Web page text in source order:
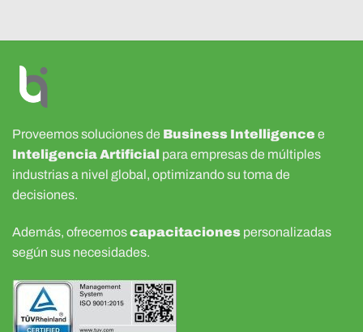
Proveemos soluciones de Business Intelligence e
Inteligencia Artificial para empresas de múltiples
industrias a nivel global, optimizando su toma de
decisiones.
Además, ofrecemoscapacitaciones personalizadas
según sus necesidades.